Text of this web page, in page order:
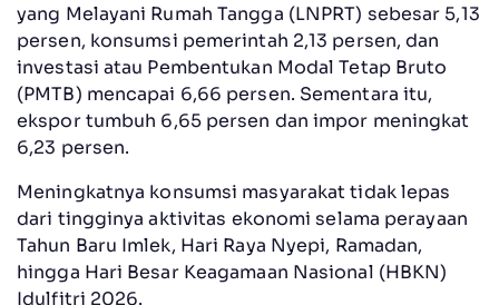
yang Melayani Rumah Tangga (LNPRT) sebesar 5,13
persen, konsumsi pemerintah 2,13 persen, dan
investasi atau Pembentukan Modal Tetap Bruto
(PMTB) mencapai 6,66 persen. Sementara itu,
ekspor tumbuh 6,65 persen dan impor meningkat
6,23 persen.
Meningkatnya konsumsi masyarakat tidak lepas
dari tingginya aktivitas ekonomi selama perayaan
Tahun Baru Imlek, Hari Raya Nyepi, Ramadan,
hingga Hari Besar Keagamaan Nasional (HBKN)
Idulfitri 2026.